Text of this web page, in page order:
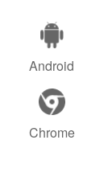
Android
Chrome